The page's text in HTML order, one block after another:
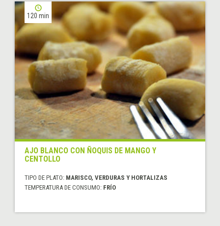
120 min
AJO BLANCO CON ÑOQUIS DE MANGO Y
CENTOLLO
TIPO DE PLATO: MARISCO, VERDURAS Y HORTALIZAS
TEMPERATURA DE CONSUMO: FRÍO